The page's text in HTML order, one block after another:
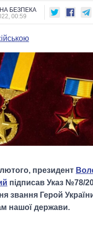
ПІДТРИМАТИ
ПОРІВНЯННЯ
БЕЗПЕКА
00:59
президент
підписав Указ №78/
звання Герой
нашої держави.